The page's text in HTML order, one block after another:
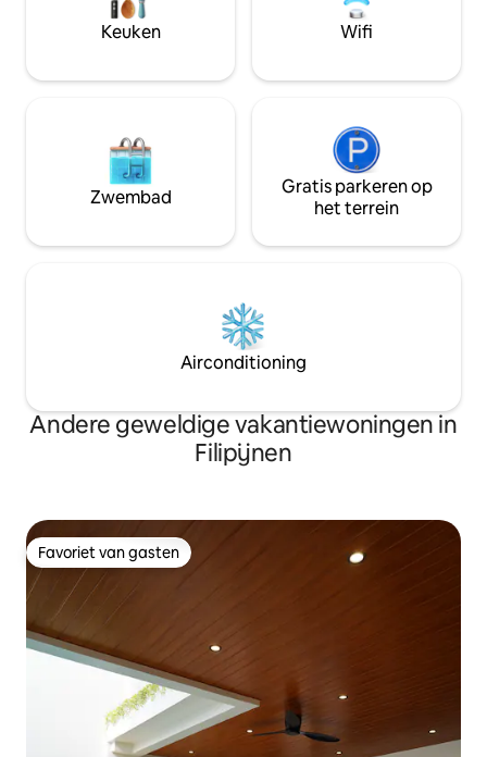
en eetgedeelte, een moderne
slaapkamer met kingsize bed en eigen
regendouche en coconbad, en een luxe
buitengewone
beste tarieven
Keuken Wifi
Zwembad
Gratis parkeren op
het terrein
Airconditioning
Andere geweldige vakantiewoningen in
Filipijnen
Favoriet van gasten
Favoriet van gasten